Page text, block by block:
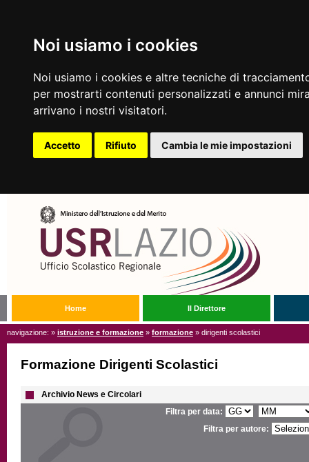
Noi usiamo i cookies
Noi usiamo i cookies e altre tecniche di
per mostrarti contenuti personalizzati e annunci
arrivano i nostri visitatori.
Accetto Rifiuto Cambia le mie impostazioni
Home Il Direttore
navigazione: » istruzione e formazione » formazione » dirigenti scolastici
Formazione Dirigenti Scolastici
Archivio News e Circolari
Filtra per data:
Filtra per autore: